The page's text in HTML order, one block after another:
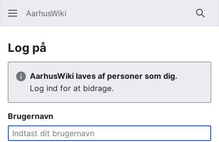
AarhusWiki Søg
Log på
AarhusWiki laves af personer som dig.
Log ind for at bidrage.
Brugernavn